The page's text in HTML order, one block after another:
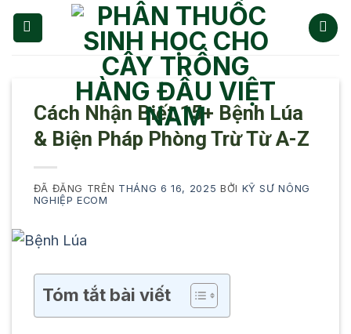
Chuyển
đến
Cách Nhận Biết 15+ Bệnh Lúa
& Biện Pháp Phòng Trừ Từ A-Z
ĐÃ ĐĂNG TRÊN THÁNG 6 16, 2025 BỞI KỸ SƯ NÔNG
NGHIỆP ECOM
Tóm tắt bài viết